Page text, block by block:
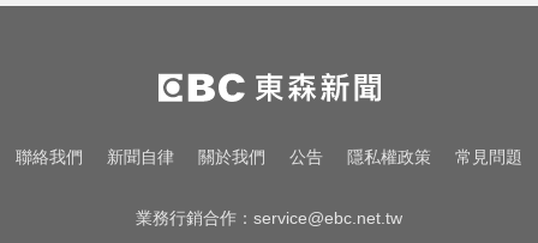
檔成鐵證
白海豚撲日災情不斷！4.5萬民眾避
難、2萬戶停電
台中市長選情！江啟臣38.2%領先何
聯絡我們 新聞自律 關於我們 公告 隱私權政策 常見問題
業務行銷合作： service@ebc.net.tw